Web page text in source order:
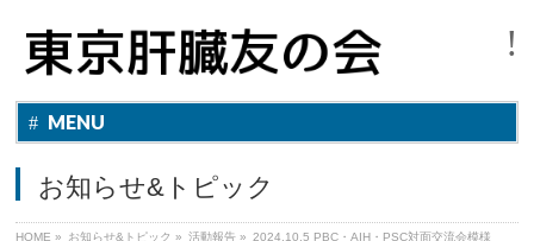
MENU
お知らせ&トピック
HOME » お知らせ&トピック » 活動報告 » 2024.10.5 PBC・AIH・PSC対面交流会模様